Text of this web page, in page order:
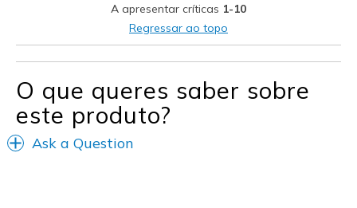
Melhores utilizações
Casual Wear
Width
Feels true to width
Sizing
Feels true to size
View On Shoes
Shoes are for Wearing
A apresentar críticas 1-10
Regressar ao topo
O que queres saber sobre
este produto?
Ask a Question